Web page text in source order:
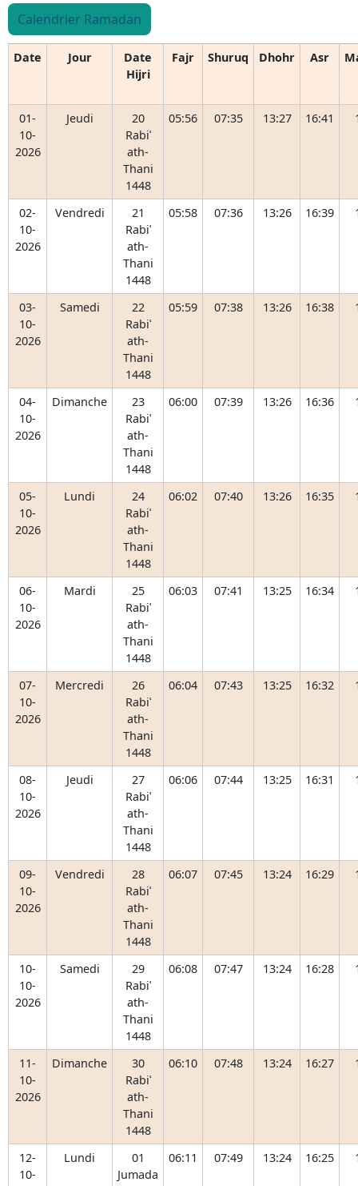
Calendrier Ramadan
Date Jour
Date
Hijri
Fajr Shuruq Dhohr Asr
01-
10-
2026
Jeudi
20
Rabiʿ
ath-
Thani
1448
05:56 07:35 13:27 16:41
02-
10-
2026
Vendredi
21
Rabiʿ
ath-
Thani
1448
05:58 07:36 13:26 16:39
03-
10-
2026
Samedi
22
Rabiʿ
ath-
Thani
1448
05:59 07:38 13:26 16:38
04-
10-
2026
Dimanche
23
Rabiʿ
ath-
Thani
1448
06:00 07:39 13:26 16:36
05-
10-
2026
Lundi
24
Rabiʿ
ath-
Thani
1448
06:02 07:40 13:26 16:35
06-
10-
2026
Mardi
25
Rabiʿ
ath-
Thani
1448
06:03 07:41 13:25 16:34
07-
10-
2026
Mercredi
26
Rabiʿ
ath-
Thani
1448
06:04 07:43 13:25 16:32
08-
10-
2026
Jeudi
27
Rabiʿ
ath-
Thani
1448
06:06 07:44 13:25 16:31
09-
10-
2026
Vendredi
28
Rabiʿ
ath-
Thani
1448
06:07 07:45 13:24 16:29
10-
10-
2026
Samedi
29
Rabiʿ
ath-
Thani
1448
06:08 07:47 13:24 16:28
11-
10-
2026
Dimanche
30
Rabiʿ
ath-
Thani
1448
06:10 07:48 13:24 16:27
12-
10-
Lundi
01
Jumada
06:11 07:49 13:24 16:25